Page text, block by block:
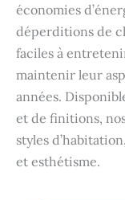
économies
déperditions de
faciles à
maintenir leur
années.
et de finitions,
styles
et esthétisme.